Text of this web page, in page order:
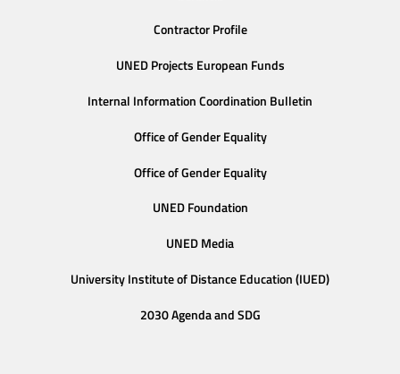
Contractor Profile
UNED Projects European Funds
Internal Information Coordination Bulletin
Office of Gender Equality
Office of Gender Equality
UNED Foundation
UNED Media
University Institute of Distance Education (IUED)
2030 Agenda and SDG